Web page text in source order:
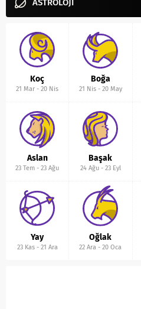
Koç
21 Mar -20 Nis
Boğa
21 Nis- 20 May
Aslan
23 Tem -23 Ağu
Başak
24 Ağu- 23 Eyl
Yay
23 Kas- 21 Ara
Oğlak
22 Ara -20 Oca